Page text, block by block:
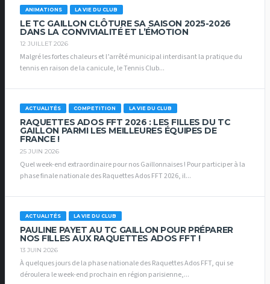
ANIMATIONS LA VIE DU CLUB
LE TC GAILLON CLÔTURE SA SAISON 2025-2026
DANS LA CONVIVIALITÉ ET L’ÉMOTION
12 JUILLET 2026
Malgré les fortes chaleurs et l’arrêté municipal interdisant la pratique du
tennis en raison de la canicule, le Tennis Club...
ACTUALITÉS COMPETITION LA VIE DU CLUB
RAQUETTES ADOS FFT 2026 : LES FILLES DU TC
GAILLON PARMI LES MEILLEURES ÉQUIPES DE
FRANCE !
25 JUIN 2026
Quel week-end extraordinaire pour nos Gaillonnaises ! Pour participer à la
phase finale nationale des Raquettes Ados FFT 2026, il...
ACTUALITÉS LA VIE DU CLUB
PAULINE PAYET AU TC GAILLON POUR PRÉPARER
NOS FILLES AUX RAQUETTES ADOS FFT !
13 JUIN 2026
À quelques jours de la phase nationale des Raquettes Ados FFT, qui se
déroulera le week-end prochain en région parisienne,...